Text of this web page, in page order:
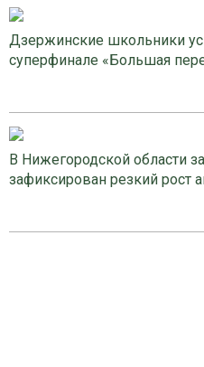
Дзержинские школьники
суперфинале «Большая
В Нижегородской области
зафиксирован резкий рост